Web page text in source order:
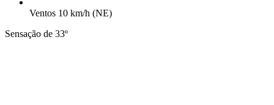
Ventos 10 km/h (NE)
Sensação de 33º